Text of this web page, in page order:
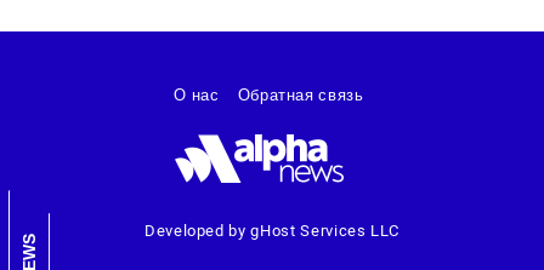
NEWS
Developed by gHost Services LLC
О нас Обратная связь